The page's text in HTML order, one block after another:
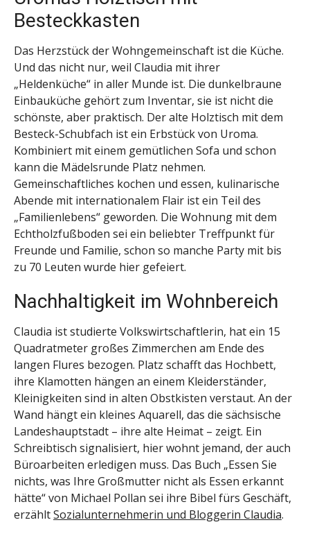
Besteckkasten
Das Herzstück der Wohngemeinschaft ist die Küche.
Und das nicht nur, weil Claudia mit ihrer
„Heldenküche“ in aller Munde ist. Die dunkelbraune
Einbauküche gehört zum Inventar, sie ist nicht die
schönste, aber praktisch. Der alte Holztisch mit dem
Besteck-Schubfach ist ein Erbstück von Uroma.
Kombiniert mit einem gemütlichen Sofa und schon
kann die Mädelsrunde Platz nehmen.
Gemeinschaftliches kochen und essen, kulinarische
Abende mit internationalem Flair ist ein Teil des
„Familienlebens“ geworden. Die Wohnung mit dem
Echtholzfußboden sei ein beliebter Treffpunkt für
Freunde und Familie, schon so manche Party mit bis
zu 70 Leuten wurde hier gefeiert.
Nachhaltigkeit im Wohnbereich
Claudia ist studierte Volkswirtschaftlerin, hat ein 15
Quadratmeter großes Zimmerchen am Ende des
langen Flures bezogen. Platz schafft das Hochbett,
ihre Klamotten hängen an einem Kleiderständer,
Kleinigkeiten sind in alten Obstkisten verstaut. An der
Wand hängt ein kleines Aquarell, das die sächsische
Landeshauptstadt – ihre alte Heimat – zeigt. Ein
Schreibtisch signalisiert, hier wohnt jemand, der auch
Büroarbeiten erledigen muss. Das Buch „Essen Sie
nichts, was Ihre Großmutter nicht als Essen erkannt
hätte“ von Michael Pollan sei ihre Bibel fürs Geschäft,
erzähltSozialunternehmerin und Bloggerin Claudia.